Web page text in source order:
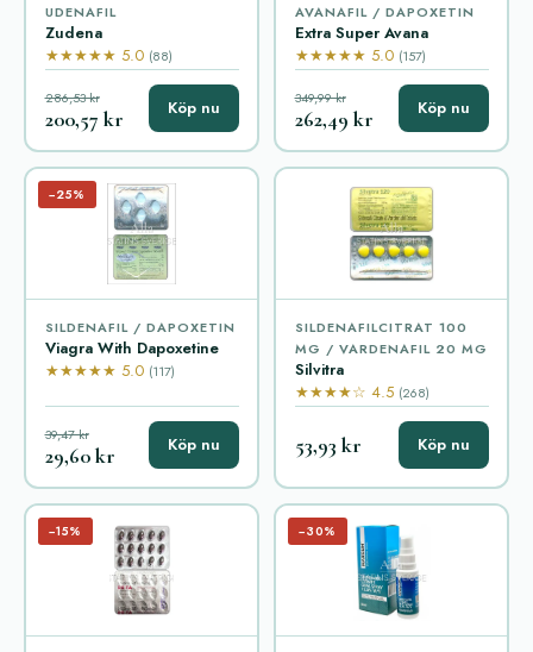
UDENAFIL
Zudena
★★★★★ 5.0 (88)
286,53 kr
200,57 kr Köp nu
AVANAFIL / DAPOXETIN
Extra Super Avana
★★★★★ 5.0 (157)
349,99 kr
262,49 kr Köp nu
−25%
SILDENAFIL / DAPOXETIN
Viagra With Dapoxetine
★★★★★ 5.0 (117)
39,47 kr
29,60 kr Köp nu
SILDENAFILCITRAT 100
MG / VARDENAFIL 20 MG
Silvitra
★★★★☆ 4.5 (268)
53,93 kr Köp nu
−15% −30%